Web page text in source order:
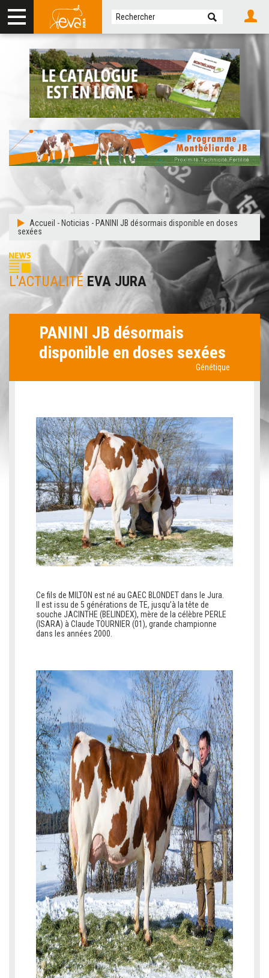
Accueil - Noticias - PANINI JB désormais disponible en doses
sexées
L'ACTUALITÉ EVA JURA
PANINI JB désormais
disponible en doses sexées
Génétique
Ce fils de MILTON est né au GAEC BLONDET dans le Jura.
Il est issu de 5 générations de TE, jusqu’à la tête de
souche JACINTHE (BELINDEX), mère de la célèbre PERLE
(ISARA) à Claude TOURNIER (01), grande championne
dans les années 2000.